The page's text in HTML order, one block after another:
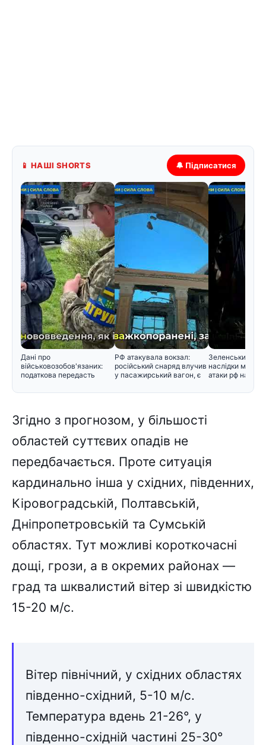
📱 НАШІ SHORTS 🔔 Підписатися
Дані про
військовозобов'язаних:
податкова передасть
РФ атакувала вокзал:
російський снаряд влучив
у пасажирський вагон, є
Зеленський
наслідки
атаки рф на
Згідно з прогнозом, у більшості
областей суттєвих опадів не
передбачається. Проте ситуація
кардинально інша у східних, південних,
Кіровоградській, Полтавській,
Дніпропетровській та Сумській
областях. Тут можливі короткочасні
дощі, грози, а в окремих районах —
град та шквалистий вітер зі швидкістю
15-20 м/с.
Вітер північний, у східних областях
південно-східний, 5-10 м/с.
Температура вдень 21-26°, у
південно-східній частині 25-30°